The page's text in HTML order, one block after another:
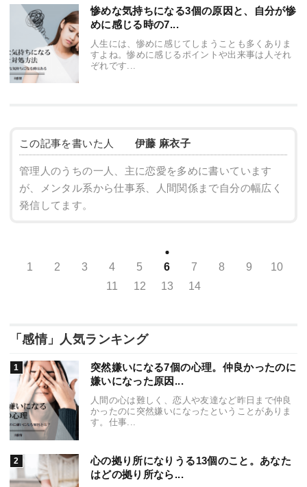
惨めな気持ちになる3個の原因と、自分が惨
めに感じる時の7...
人生には、惨めに感じてしまうことも多くありま
すよね。惨めに感じるポイントや出来事は人それ
ぞれです...
この記事を書いた人 伊藤 麻衣子
管理人のうちの一人、主に恋愛を多めに書いています
が、メンタル系から仕事系、人間関係まで自分の幅広く
発信してます。
1 2 3 4 5 6 7 8 9
10
11
12 13 14
「感情」人気ランキング
突然嫌いになる7個の心理。仲良かったのに
嫌いになった原因...
人間の心は難しく、恋人や友達など昨日まで仲良
かったのに突然嫌いになったということがありま
す。仕事...
心の拠り所になりうる13個のこと。あなた
はどの拠り所なら...